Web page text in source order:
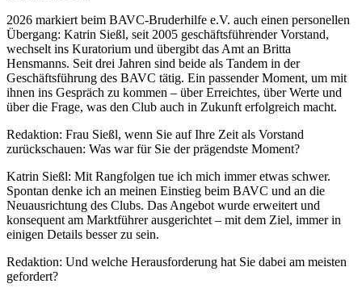
2026 markiert beim BAVC-Bruderhilfe e.V. auch einen personellen
Übergang: Katrin Sießl, seit 2005 geschäftsführender Vorstand,
wechselt ins Kuratorium und übergibt das Amt an Britta
Hensmanns. Seit drei Jahren sind beide als Tandem in der
Geschäftsführung des BAVC tätig. Ein passender Moment, um mit
ihnen ins Gespräch zu kommen – über Erreichtes, über Werte und
über die Frage, was den Club auch in Zukunft erfolgreich macht.
Redaktion: Frau Sießl, wenn Sie auf Ihre Zeit als Vorstand
zurückschauen: Was war für Sie der prägendste Moment?
Katrin Sießl: Mit Rangfolgen tue ich mich immer etwas schwer.
Spontan denke ich an meinen Einstieg beim BAVC und an die
Neuausrichtung des Clubs. Das Angebot wurde erweitert und
konsequent am Marktführer ausgerichtet – mit dem Ziel, immer in
einigen Details besser zu sein.
Redaktion: Und welche Herausforderung hat Sie dabei am meisten
gefordert?